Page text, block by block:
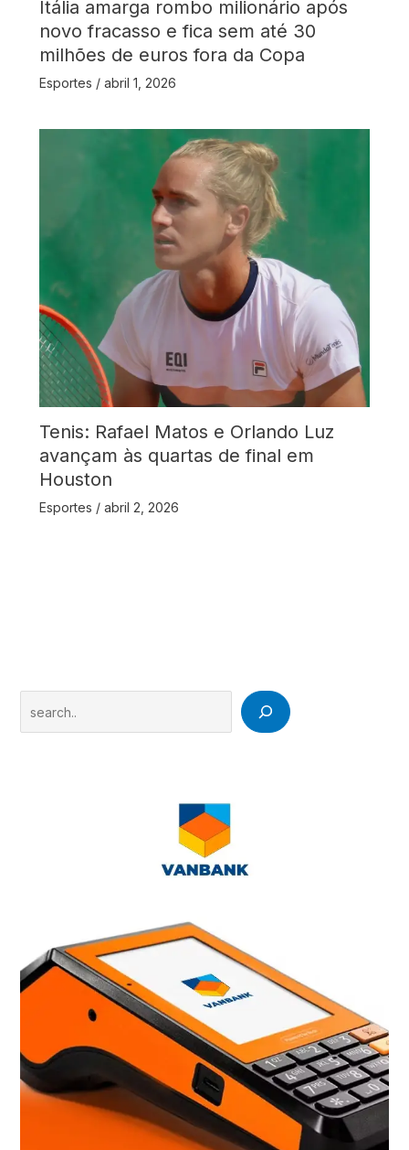
Itália amarga rombo milionário após
novo fracasso e fica sem até 30
milhões de euros fora da Copa
Esportes / abril 1, 2026
Tenis: Rafael Matos e Orlando Luz
avançam às quartas de final em
Houston
Esportes / abril 2, 2026